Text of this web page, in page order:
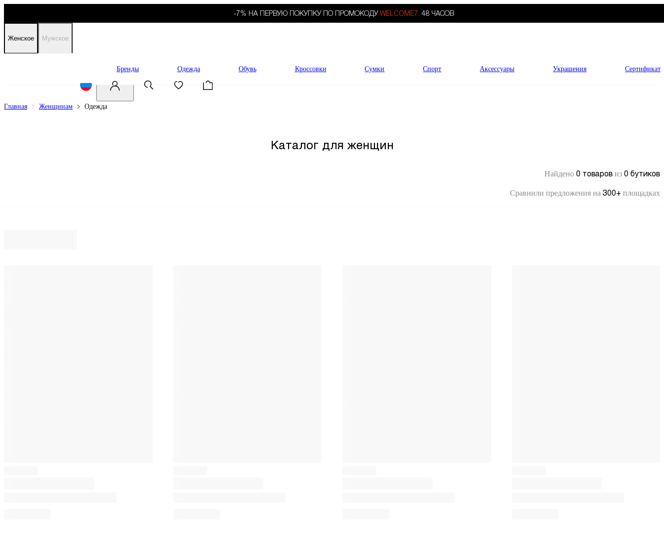
-7% НА ПЕРВУЮ ПОКУПКУ ПО ПРОМОКОДУ WELCOME7. 48 ЧАСОВ
Женское Мужское
Бренды Одежда Обувь Кроссовки Сумки Спорт Аксессуары Украшения Сертификат
Главная Женщинам Одежда
Каталог для женщин
Найдено 0 товаров из 0 бутиков
Сравнили предложения на 300+ площадках